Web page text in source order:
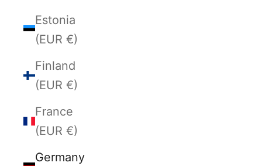
Estonia
(EUR €)
Finland
(EUR €)
France
(EUR €)
Germany